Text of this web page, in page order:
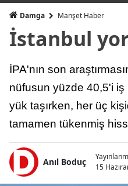
Damga Manşet Haber
İstanbul
İPA'nın son
nüfusun yüzde 40,5'i iş
yük taşırken, her üç
tamamen tükenmiş
Anıl Boduç
15